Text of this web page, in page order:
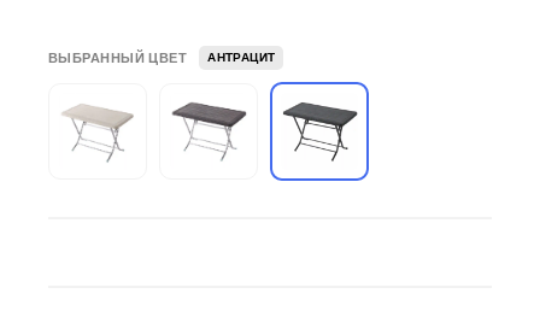
ВЫБРАННЫЙ ЦВЕТ АНТРАЦИТ